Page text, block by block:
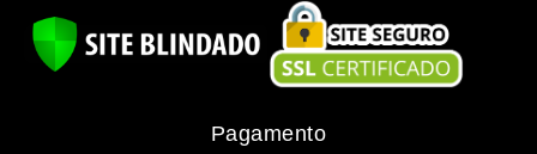
Pagamento